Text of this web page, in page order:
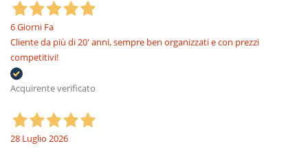
6 Giorni Fa
Cliente da più di 20' anni, sempre ben organizzati e con prezzi
competitivi!
Acquirente verificato
28 Luglio 2026